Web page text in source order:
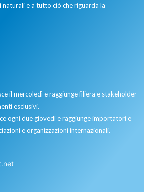
e a tutto ciò che riguarda la
il mercoledì e raggiunge filiera e stakeholder
esclusivi.
ogni due giovedì e raggiunge importatori e
e organizzazioni internazionali.